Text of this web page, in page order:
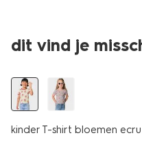
dit vind je
nieuw
kinder T-shirt bloemen ecru